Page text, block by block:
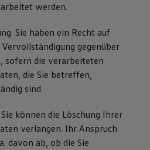
werden.
Sie haben ein Recht auf
gegenüber
sofern die verarbeiteten
die Sie betreffen,
sind.
können die Löschung Ihrer
verlangen. Ihr Anspruch
davon ab, ob die Sie